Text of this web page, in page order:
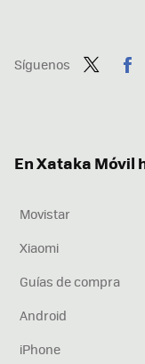
Síguenos
En Xataka Móvil
Movistar
Xiaomi
Guías de compra
Android
iPhone